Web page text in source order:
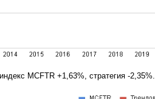
индекс MCFTR +1,63%, стратегия -2,35%.